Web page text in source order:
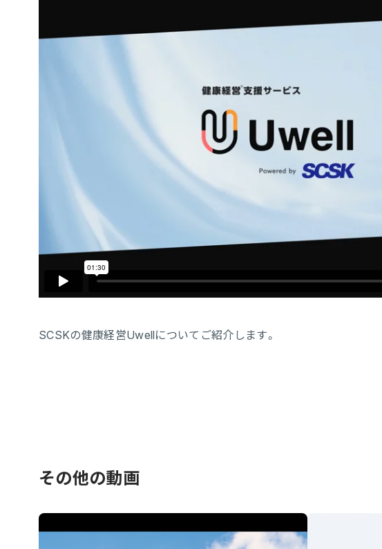
SCSKの健康経営Uwellについてご紹介します。
その他の動画